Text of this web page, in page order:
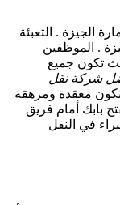
الجيزة . التعبئة
. الموظفين
تكون جميع
شركة نقل
تكون معقدة ومرهقة
بابك أمام فريق
في النقل